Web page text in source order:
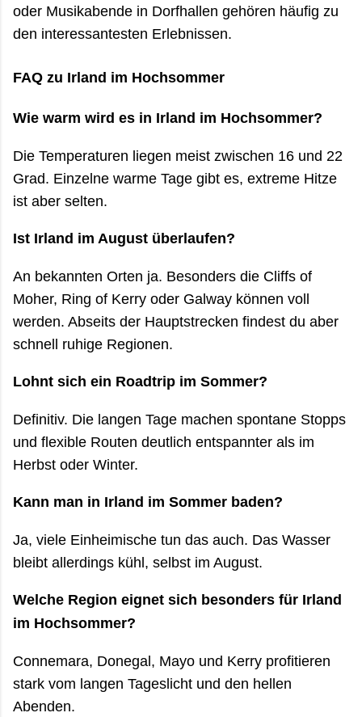
oder Musikabende in Dorfhallen gehören häufig zu
den interessantesten Erlebnissen.
FAQ zu Irland im Hochsommer
Wie warm wird es in Irland im Hochsommer?
Die Temperaturen liegen meist zwischen 16 und 22
Grad. Einzelne warme Tage gibt es, extreme Hitze
ist aber selten.
Ist Irland im August überlaufen?
An bekannten Orten ja. Besonders die Cliffs of
Moher, Ring of Kerry oder Galway können voll
werden. Abseits der Hauptstrecken findest du aber
schnell ruhige Regionen.
Lohnt sich ein Roadtrip im Sommer?
Definitiv. Die langen Tage machen spontane Stopps
und flexible Routen deutlich entspannter als im
Herbst oder Winter.
Kann man in Irland im Sommer baden?
Ja, viele Einheimische tun das auch. Das Wasser
bleibt allerdings kühl, selbst im August.
Welche Region eignet sich besonders für Irland
im Hochsommer?
Connemara, Donegal, Mayo und Kerry profitieren
stark vom langen Tageslicht und den hellen
Abenden.